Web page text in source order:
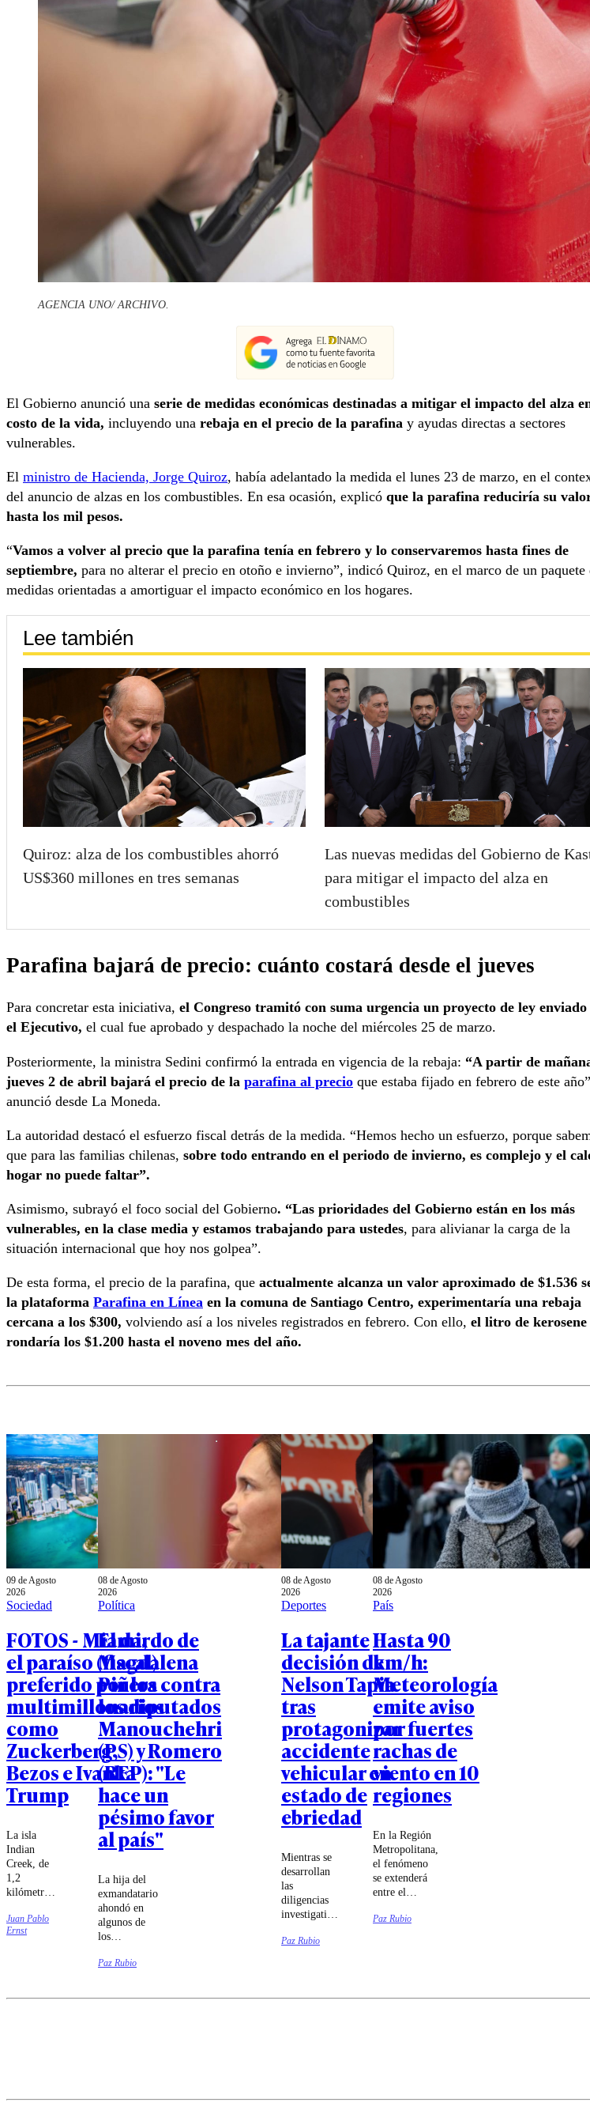
AGENCIA UNO/ ARCHIVO.
El Gobierno anunció una serie de medidas económicas destinadas a mitigar el impacto del alza
costo de la vida, incluyendo una rebaja en el precio de la parafina y ayudas directas a sectores
vulnerables.
El ministro de Hacienda, Jorge Quiroz, había adelantado la medida el lunes 23 de marzo, en el
del anuncio de alzas en los combustibles. En esa ocasión, explicó que la parafina reduciría su
hasta los mil pesos.
“Vamos a volver al precio que la parafina tenía en febrero y lo conservaremos hasta fines de
septiembre, para no alterar el precio en otoño e invierno”, indicó Quiroz, en el marco de un paquete
medidas orientadas a amortiguar el impacto económico en los hogares.
Lee también
Quiroz: alza de los combustibles ahorró
US$360 millones en tres semanas
Las nuevas medidas del Gobierno de
para mitigar el impacto del alza en
combustibles
Parafina bajará de precio: cuánto costará desde el jueves
Para concretar esta iniciativa, el Congreso tramitó con suma urgencia un proyecto de ley
el Ejecutivo, el cual fue aprobado y despachado la noche del miércoles 25 de marzo.
Posteriormente, la ministra Sedini confirmó la entrada en vigencia de la rebaja: “A partir de
jueves 2 de abril bajará el precio de la parafina al precio que estaba fijado en febrero de este
anunció desde La Moneda.
La autoridad destacó el esfuerzo fiscal detrás de la medida. “Hemos hecho un esfuerzo, porque
que para las familias chilenas, sobre todo entrando en el periodo de invierno, es complejo y el
hogar no puede faltar”.
Asimismo, subrayó el foco social del Gobierno. “Las prioridades del Gobierno están en los más
vulnerables, en la clase media y estamos trabajando para ustedes, para alivianar la carga de la
situación internacional que hoy nos golpea”.
De esta forma, el precio de la parafina, que actualmente alcanza un valor aproximado de $1.536
la plataforma Parafina en Línea en la comuna de Santiago Centro, experimentaría una rebaja
cercana a los $300, volviendo así a los niveles registrados en febrero. Con ello, el litro de kerosene
rondaría los $1.200 hasta el noveno mes del año.
09 de Agosto
2026
Sociedad
FOTOS - Miami,
el paraíso (fiscal)
preferido por los
multimillonarios
como
Zuckerberg,
Bezos e Ivanka
Trump
La isla
Indian
Creek, de
1,2
kilómetros
cuenta con
apenas 41
Juan Pablo
Ernst
08 de Agosto
2026
Política
El dardo de
Magdalena
Piñera contra
los diputados
Manouchehri
(PS) y Romero
(REP): "Le
hace un
pésimo favor
al país"
La hija del
exmandatario
ahondó en
algunos de
los
del
Paz Rubio
08 de Agosto
2026
Deportes
La tajante
decisión de
Nelson Tapia
tras
protagonizar
accidente
vehicular en
estado de
ebriedad
Mientras se
desarrollan
las
diligencias
investigativas
siniestro vial,
apercibido.
Paz Rubio
08 de Agosto
2026
País
Hasta 90
km/h:
Meteorología
emite aviso
por fuertes
rachas de
viento en 10
regiones
En la Región
Metropolitana,
el fenómeno
se extenderá
entre el
el jueves 13
Paz Rubio